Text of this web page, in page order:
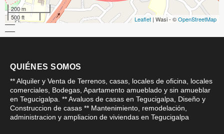
200 m
500 ft
Leaflet | Wasi - ©OpenStreetMap
QUIÉNES SOMOS
** Alquiler y Venta de Terrenos, casas, locales de oficina, locales
comerciales, Bodegas, Apartamento amueblado y sin amueblar
en Tegucigalpa. ** Avaluos de casas en Tegucigalpa, Diseño y
Construccion de casas ** Mantenimiento, remodelación,
administracion y ampliacion de viviendas en Tegucigalpa